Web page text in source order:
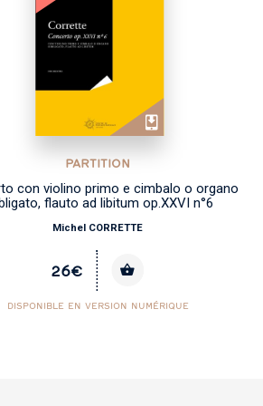
PARTITION
con violino primo e cimbalo o organo
flauto ad libitum op.XXVI n°6
Michel CORRETTE
26€
DISPONIBLE EN VERSION NUMÉRIQUE